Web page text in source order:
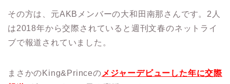
その方は、元AKBメンバーの大和田南那さんです。2人
は2018年から交際されていると週刊文春のネットライ
ブで報道されていました。
まさかのKing&Princeの メジャーデビューした年に交際